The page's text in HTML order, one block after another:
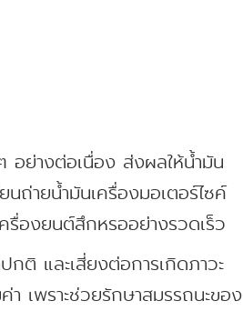
อย่างต่อเนื่อง ส่งผลให้น้ำมัน
ถ่ายน้ำมันเครื่องมอเตอร์ไซค์
รื่องยนต์สึกหรออย่างรวดเร็ว
ติ และเสี่ยงต่อการเกิดภาวะ
เพราะช่วยรักษาสมรรถนะของ